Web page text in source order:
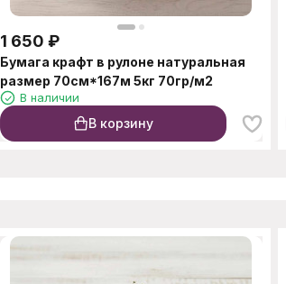
1 650 ₽
Бумага крафт в рулоне натуральная
размер 70см*167м 5кг 70гр/м2
В наличии
В корзину